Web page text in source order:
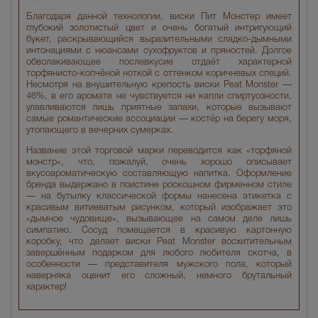
Благодаря данной технологии, виски Пит Монстер имеет
глубокий золотистый цвет и очень богатый интригующий
букет, раскрывающийся выразительными сладко-дымными
интонациями с нюансами сухофруктов и пряностей. Долгое
обволакивающее послевкусие отдаёт характерной
торфянисто-копчёной ноткой с оттенком коричневых специй.
Несмотря на внушительную крепость виски Peat Monster —
46%, в его аромате не чувствуется ни капли спиртуозности,
улавливаются лишь приятные запахи, которые вызывают
самые романтические ассоциации — костёр на берегу моря,
утопающего в вечерних сумерках.
Название этой торговой марки переводится как «торфяной
монстр», что, пожалуй, очень хорошо описывает
вкусоароматическую составляющую напитка. Оформление
бренда выдержано в поистине роскошном фирменном стиле
— на бутылку классической формы нанесена этикетка с
красивым витиеватым рисунком, который изображает это
«дымное чудовище», вызывающее на самом деле лишь
симпатию. Сосуд помещается в красивую картонную
коробку, что делает виски Peat Monster восхитительным
завершённым подарком для любого любителя скотча, в
особенности — представителя мужского пола, который
наверняка оценит его сложный, немного брутальный
характер!